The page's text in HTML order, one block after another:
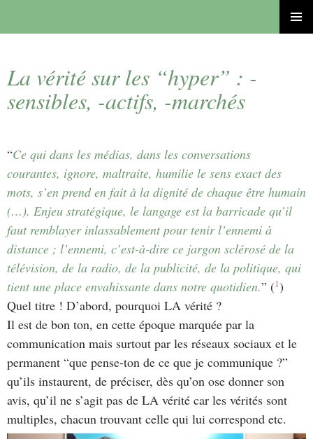
La vérité sur les “hyper” : -
sensibles, -actifs, -marchés
“Ce qui dans les médias, dans les conversations
courantes, ignore, maltraite, humilie le sens exact des
mots, s’en prend en fait à la dignité de chaque être humain
(…). Enjeu stratégique, le langage est la barricade qu’il
faut remblayer inlassablement pour tenir l’ennemi à
distance ; l’ennemi, c’est-à-dire ce jargon sclérosé de la
télévision, de la radio, de la publicité, de la politique, qui
tient une place envahissante dans notre quotidien.” (1)
Quel titre ! D’abord, pourquoi LA vérité ?
Il est de bon ton, en cette époque marquée par la
communication mais surtout par les réseaux sociaux et le
permanent “que pense-ton de ce que je communique ?”
qu’ils instaurent, de préciser, dès qu’on ose donner son
avis, qu’il ne s’agit pas de LA vérité car les vérités sont
multiples, chacun trouvant celle qui lui correspond etc.